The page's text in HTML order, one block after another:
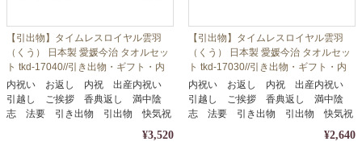
【引出物】タイムレスロイヤル雲羽
（くう） 日本製 愛媛今治 タオルセッ
ト tkd-17040//引き出物・ギフト・内
祝い・お中元・お歳暮等に
内祝い お返し 内祝 出産内祝い
引越し ご挨拶 香典返し 満中陰
志 法要 引き出物 引出物 快気祝
¥3,520
【引出物】タイムレスロイヤル雲羽
（くう） 日本製 愛媛今治 タオルセッ
ト tkd-17030//引き出物・ギフト・内
祝い・お中元・お歳暮等に
内祝い お返し 内祝 出産内祝い
引越し ご挨拶 香典返し 満中陰
志 法要 引き出物 引出物 快気祝
¥2,640